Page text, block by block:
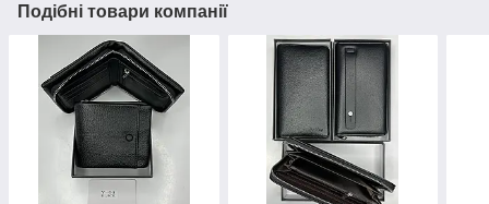
Подібні товари компанії